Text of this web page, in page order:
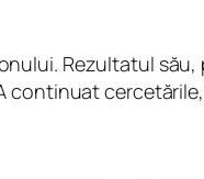
Rezultatul
continuat